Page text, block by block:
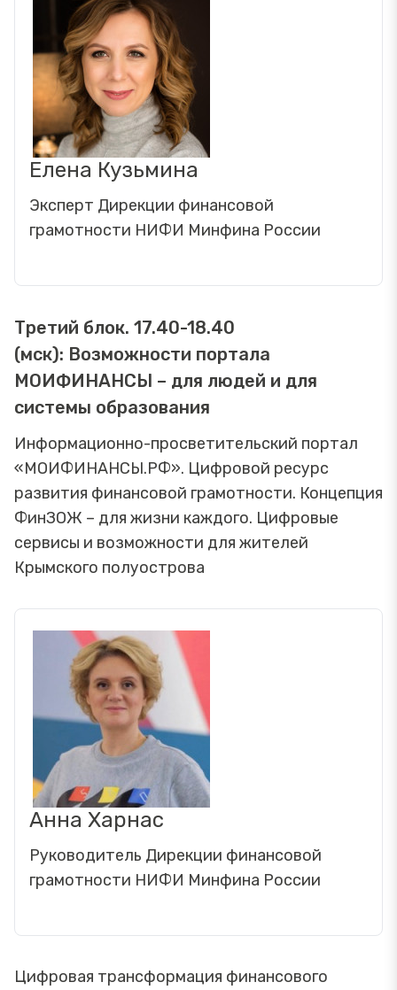
Елена Кузьмина
Эксперт Дирекции финансовой
грамотности НИФИ Минфина России
Третий блок. 17.40-18.40
(мск): Возможности портала
МОИФИНАНСЫ – для людей и для
системы образования
Информационно-просветительский портал
«МОИФИНАНСЫ.РФ». Цифровой ресурс
развития финансовой грамотности. Концепция
ФинЗОЖ – для жизни каждого. Цифровые
сервисы и возможности для жителей
Крымского полуострова
Анна Харнас
Руководитель Дирекции финансовой
грамотности НИФИ Минфина России
Цифровая трансформация финансового